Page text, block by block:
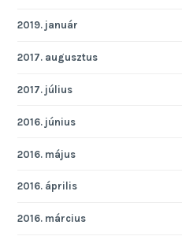
2019. január
2017. augusztus
2017. július
2016. június
2016. május
2016. április
2016. március